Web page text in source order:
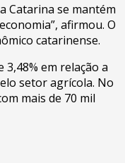
Catarina se mantém
afirmou. O
catarinense.
em relação a
setor agrícola. No
mais de 70 mil